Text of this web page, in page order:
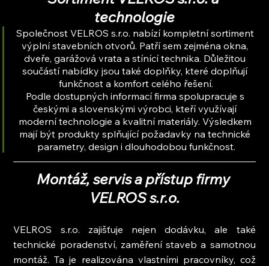
technologie
Společnost VELROS s.r.o. nabízí kompletní sortiment
výplní stavebních otvorů. Patří sem zejména okna,
dveře, garážová vrata a stínící technika. Důležitou
součástí nabídky jsou také doplňky, které doplňují
funkčnost a komfort celého řešení.
Podle dostupných informací firma spolupracuje s
českými a slovenskými výrobci, kteří využívají
moderní technologie a kvalitní materiály. Výsledkem
mají být produkty splňující požadavky na technické
parametry, design i dlouhodobou funkčnost.
Montáž, servis a přístup firmy
VELROS s.r.o.
VELROS s.r.o. zajišťuje nejen dodávku, ale také
technické poradenství, zaměření staveb a samotnou
montáž. Ta je realizována vlastními pracovníky, což